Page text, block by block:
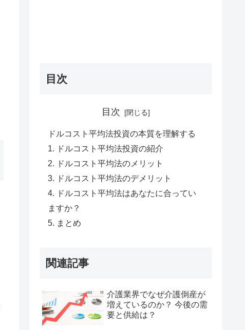
目次
目次
ドルコスト平均法投資の本質を理解する
1. ドルコスト平均法投資の紹介
2. ドルコスト平均法のメリット
3. ドルコスト平均法のデメリット
4. ドルコスト平均法はあなたに合ってい
ますか？
5. まとめ
関連記事
介護業界でなぜ介護倒産が
増えているのか？ 今後の需
要と供給は？